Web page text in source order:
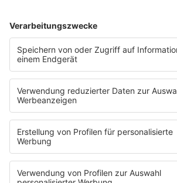
Ich hasse Sport
Sonntag Morgen
Strandbar
Putzfimmel
Deutschpop
Deutsche Liebeslieder
PODCASTS
Mit den Waffeln einer Frau
Frühstück bei Barbara
Brave & One